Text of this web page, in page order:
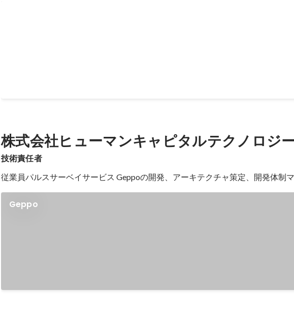
株式会社ヒューマンキャピタルテクノロジ
技術責任者
従業員パルスサーベイサービス Geppoの開発、アーキテクチャ策定、開発体制
Geppo